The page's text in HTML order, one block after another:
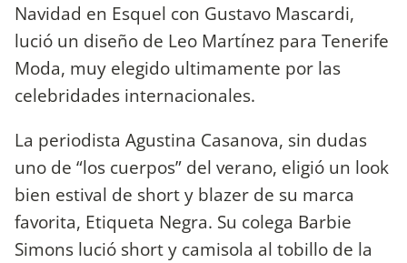
Navidad en Esquel con Gustavo Mascardi,
lució un diseño de Leo Martínez para Tenerife
Moda, muy elegido ultimamente por las
celebridades internacionales.
La periodista Agustina Casanova, sin dudas
uno de “los cuerpos” del verano, eligió un look
bien estival de short y blazer de su marca
favorita, Etiqueta Negra. Su colega Barbie
Simons lució short y camisola al tobillo de la